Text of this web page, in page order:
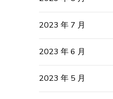
2023 年 7 月
2023 年 6 月
2023 年 5 月